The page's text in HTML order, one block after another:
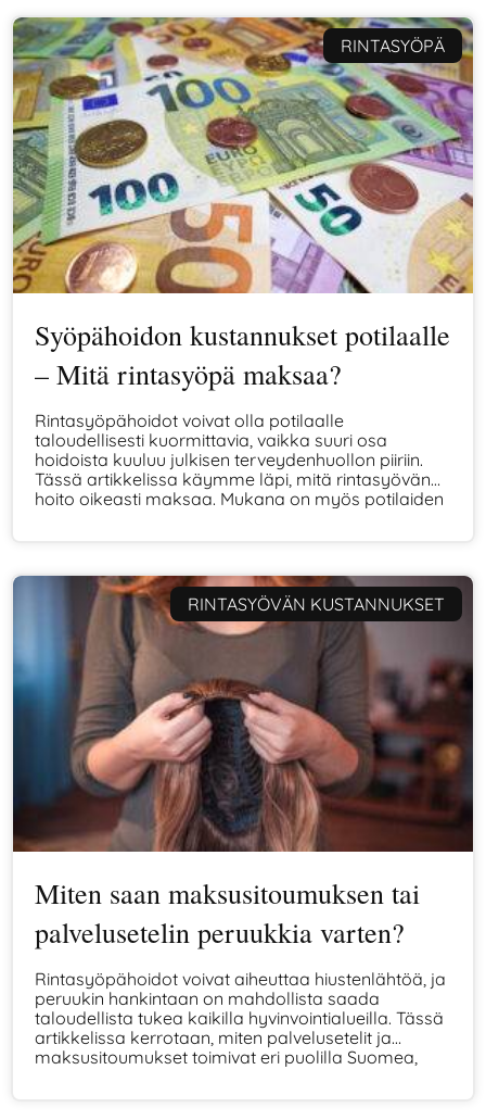
RINTASYÖPÄ
Syöpähoidon kustannukset potilaalle
– Mitä rintasyöpä maksaa?
Rintasyöpähoidot voivat olla potilaalle
taloudellisesti kuormittavia, vaikka suuri osa
hoidoista kuuluu julkisen terveydenhuollon piiriin.
Tässä artikkelissa käymme läpi, mitä rintasyövän
hoito oikeasti maksaa. Mukana on myös potilaiden
RINTASYÖVÄN KUSTANNUKSET
Miten saan maksusitoumuksen tai
palvelusetelin peruukkia varten?
Rintasyöpähoidot voivat aiheuttaa hiustenlähtöä, ja
peruukin hankintaan on mahdollista saada
taloudellista tukea kaikilla hyvinvointialueilla. Tässä
artikkelissa kerrotaan, miten palvelusetelit ja
maksusitoumukset toimivat eri puolilla Suomea,